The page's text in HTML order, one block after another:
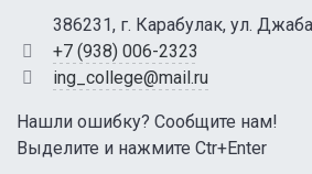
386231, г. Карабулак, ул.
+7 (938) 006-2323
ing_college@mail.ru
Нашли ошибку? Сообщите нам!
Выделите и нажмите Ctr+Enter